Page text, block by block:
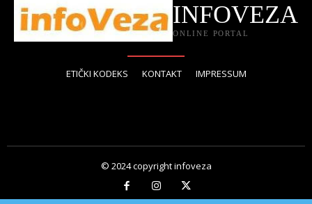
INFOVEZA
ONLINE PORTAL
ETIČKI KODEKS KONTAKT IMPRESSUM
© 2024 copyright infoveza